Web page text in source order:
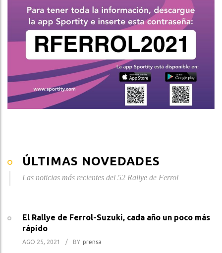
ÚLTIMAS NOVEDADES
Las noticias más recientes del 52 Rallye de Ferrol
El Rallye de Ferrol-Suzuki, cada año un poco más
rápido
AGO 25, 2021 / BY Prensa